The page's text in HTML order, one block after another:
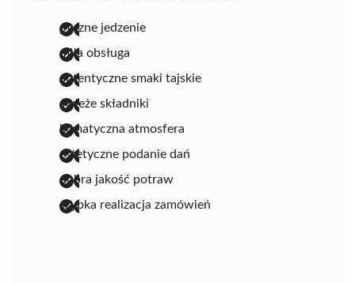
pyszne jedzenie
miła obsługa
autentyczne smaki tajskie
świeże składniki
klimatyczna atmosfera
estetyczne podanie dań
dobra jakość potraw
szybka realizacja zamówień